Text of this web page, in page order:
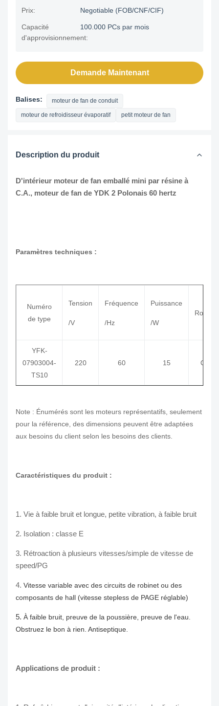
Prix: Negotiable (FOB/CNF/CIF)
Capacité
d'approvisionnement:
100.000 PCs par mois
Demande Maintenant
Balises: moteur de fan de conduit
moteur de refroidisseur évaporatif petit moteur de fan
Description du produit
D'intérieur moteur de fan emballé mini par résine à
C.A., moteur de fan de YDK 2 Polonais 60 hertz
Paramètres techniques :
Numéro
de type
Tension
/V
Fréquence
/Hz
Puissance
/W
YFK-
07903004-
TS10
220 60 15 CL E
Note : Énumérés sont les moteurs représentatifs, seulement
pour la référence, des dimensions peuvent être adaptées
aux besoins du client selon les besoins des clients.
Caractéristiques du produit :
1. Vie à faible bruit et longue, petite vibration, à faible bruit
2. Isolation : classe E
3. Rétroaction à plusieurs vitesses/simple de vitesse de
speed/PG
4. Vitesse variable avec des circuits de robinet ou des
composants de hall (vitesse stepless de PAGE réglable)
5. À faible bruit, preuve de la poussière, preuve de l'eau.
Obstruez le bon à rien. Antiseptique.
Applications de produit :